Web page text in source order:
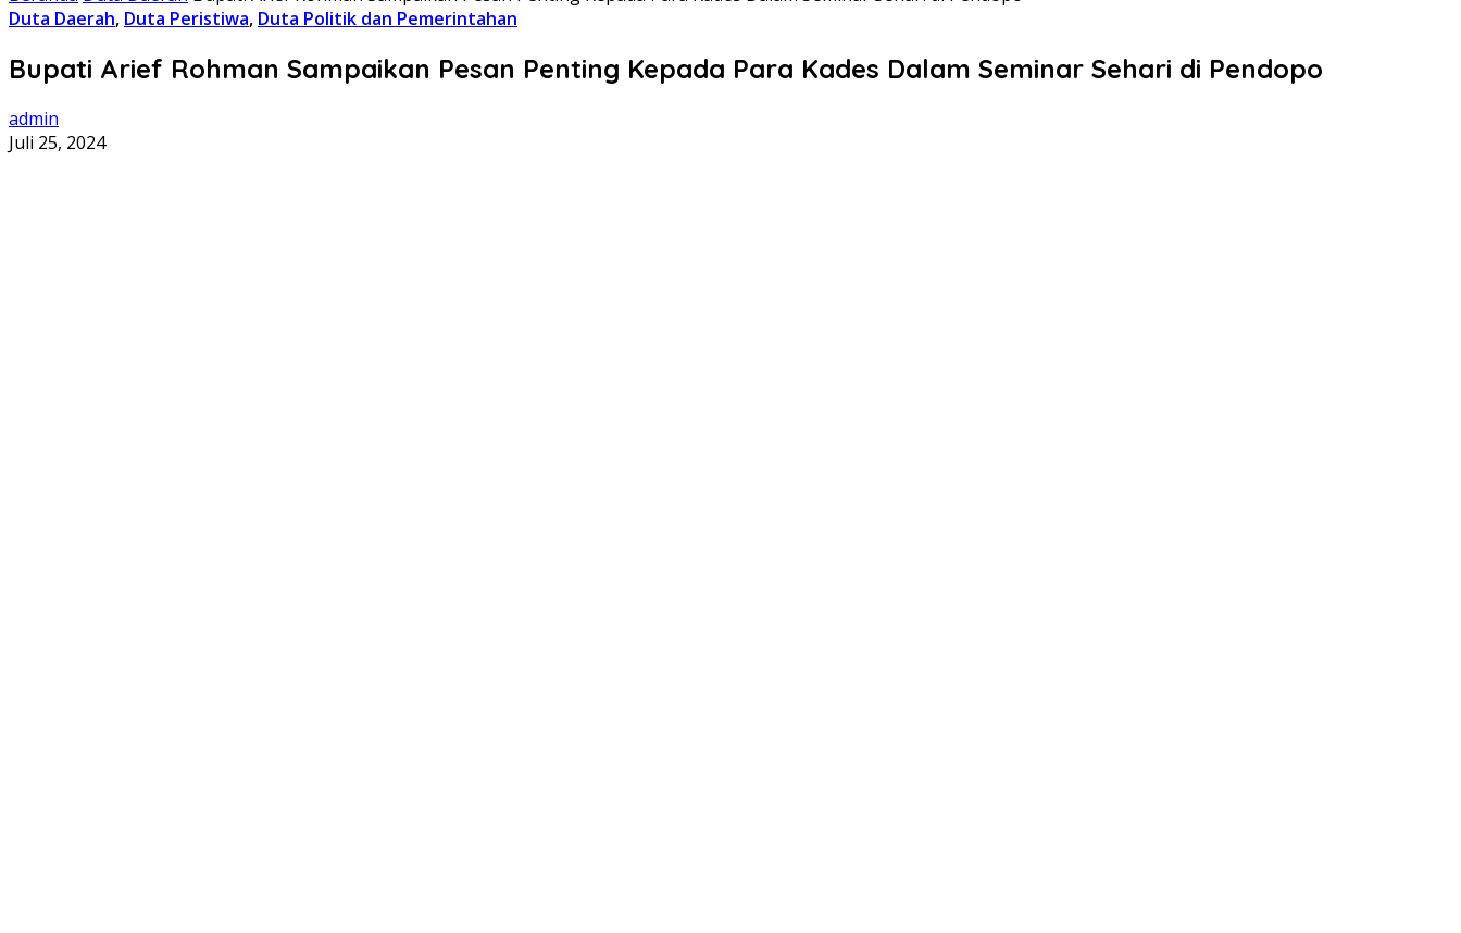
Duta Daerah, Duta Peristiwa, Duta Politik dan Pemerintahan
Bupati Arief Rohman Sampaikan Pesan Penting Kepada Para Kades Dalam Seminar Sehari di Pendopo
admin
Juli 25, 2024